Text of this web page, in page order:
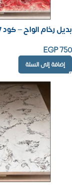
بديل رخام الواح – كود ML50057
EGP750
إضافة إلى السلة